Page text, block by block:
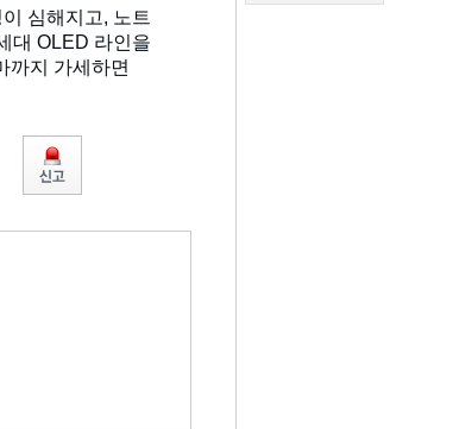
심해지고, 노트
대 OLED 라인을
까지 가세하면